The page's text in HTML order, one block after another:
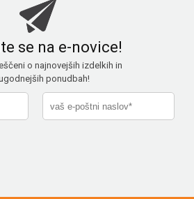
se na e-novice!
o najnovejših izdelkih in
ponudbah!